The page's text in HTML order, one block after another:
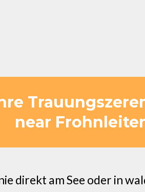
near
direkt am See oder in